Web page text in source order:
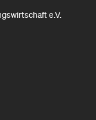
e.V.